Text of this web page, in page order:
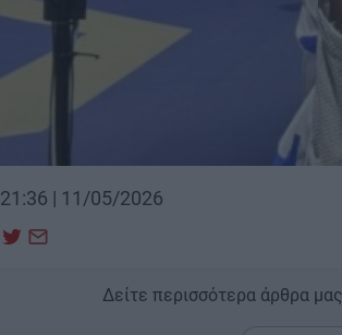
21:36 | 11/05/2026
Δείτε περισσότερα άρθρα